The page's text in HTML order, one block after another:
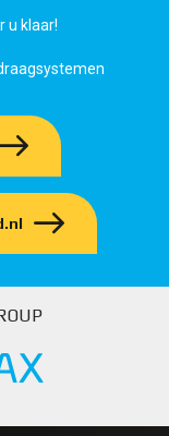
u klaar!